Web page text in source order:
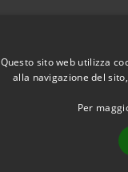
Questo sito web utilizza
alla navigazione del
Per